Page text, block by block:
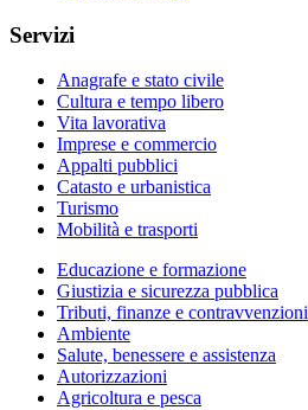
Servizi
Anagrafe e stato civile
Cultura e tempo libero
Vita lavorativa
Imprese e commercio
Appalti pubblici
Catasto e urbanistica
Turismo
Mobilità e trasporti
Educazione e formazione
Giustizia e sicurezza pubblica
Tributi, finanze e contravvenzioni
Ambiente
Salute, benessere e assistenza
Autorizzazioni
Agricoltura e pesca